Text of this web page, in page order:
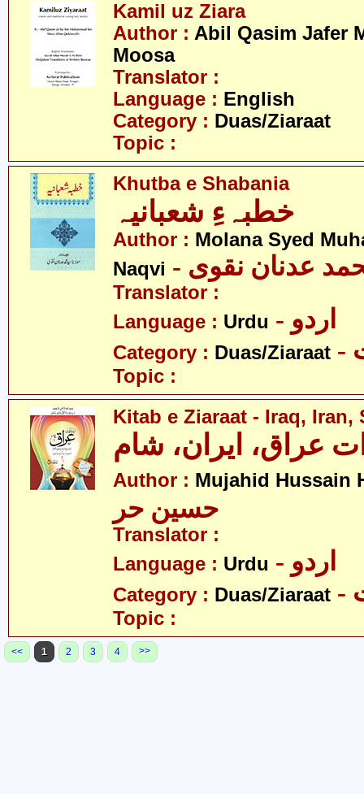
Kamil uz Ziara
Author : Abil Qasim Jafer
Moosa
Translator :
Language : English
Category : Duas/Ziaraat
Topic :
Khutba e Shabania
خطبہءِ شعبانیہ
Author : Molana Syed
Naqvi
عدنان نقوی
Translator :
Language : Urdu - اردو
Category : Duas/Ziaraat
Topic :
Kitab e Ziaraat - Iraq, Iran,
عراق، ایران، شام
Author : Mujahid Hussain
حسین حر
Translator :
Language : Urdu - اردو
Category : Duas/Ziaraat
Topic :
<< 1 2 3 4 >>